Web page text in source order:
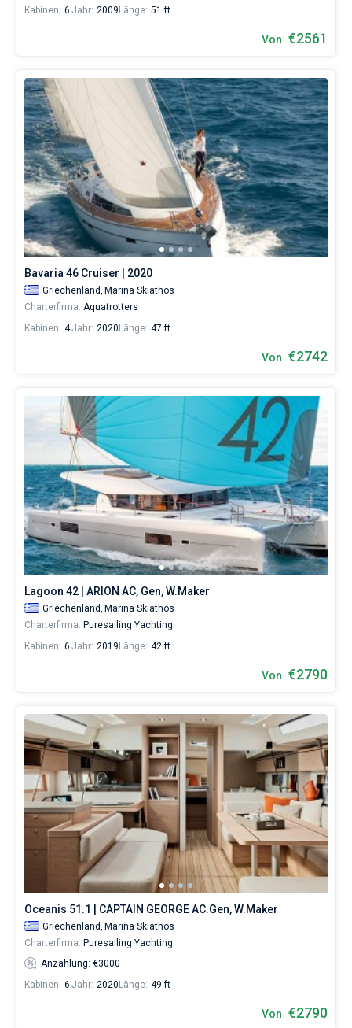
Kabinen: 6 Jahr: 2009 Länge: 51 ft
Von €2561
Bavaria 46 Cruiser | 2020
Griechenland, Marina Skiathos
Charterfirma: Aquatrotters
Kabinen: 4Jahr: 2020 Länge: 47 ft
Von €2742
Lagoon 42 | ARION AC, Gen, W.Maker
Griechenland, Marina Skiathos
Charterfirma: Puresailing Yachting
Kabinen: 6 Jahr: 2019 Länge: 42 ft
Von €2790
Oceanis 51.1 | CAPTAIN GEORGE AC.Gen, W.Maker
Griechenland, Marina Skiathos
Charterfirma: Puresailing Yachting
Anzahlung: €3000
Kabinen: 6 Jahr: 2020 Länge: 49 ft
Von €2790